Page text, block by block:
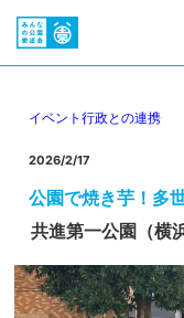
イベント 行政との連携
2026/2/17
公園で焼き芋！多
共進第一公園（横